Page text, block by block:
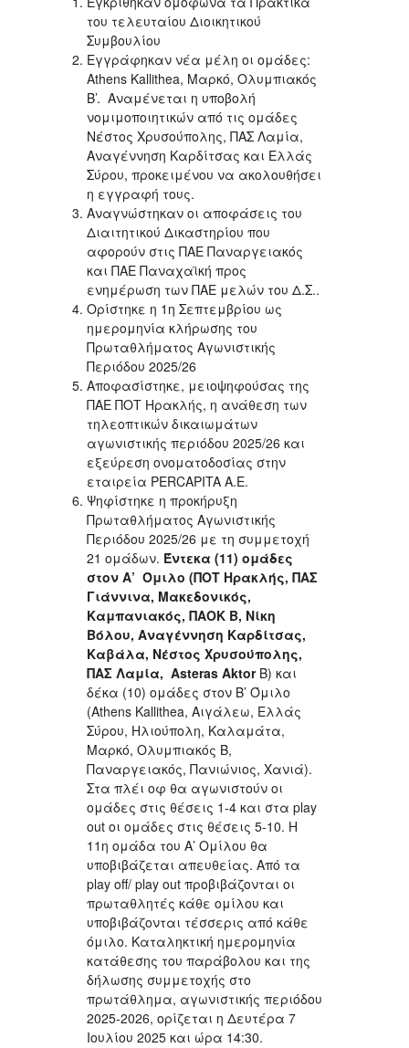
του τελευταίου Διοικητικού
Συμβουλίου
Εγγράφηκαν νέα μέλη οι ομάδες:
Athens Kallithea, Μαρκό, Ολυμπιακός
Β’. Αναμένεται η υποβολή
νομιμοποιητικών από τις ομάδες
Νέστος Χρυσούπολης, ΠΑΣ Λαμία,
Αναγέννηση Καρδίτσας και Ελλάς
Σύρου, προκειμένου να ακολουθήσει
η εγγραφή τους.
Αναγνώστηκαν οι αποφάσεις του
Διαιτητικού Δικαστηρίου που
αφορούν στις ΠΑΕ Παναργειακός
και ΠΑΕ Παναχαϊκή προς
ενημέρωση των ΠΑΕ μελών του Δ.Σ..
Ορίστηκε η 1η Σεπτεμβρίου ως
ημερομηνία κλήρωσης του
Πρωταθλήματος Αγωνιστικής
Περιόδου 2025/26
Αποφασίστηκε, μειοψηφούσας της
ΠΑΕ ΠΟΤ Ηρακλής, η ανάθεση των
τηλεοπτικών δικαιωμάτων
αγωνιστικής περιόδου 2025/26 και
εξεύρεση ονοματοδοσίας στην
εταιρεία PERCAPITA Α.Ε.
Ψηφίστηκε η προκήρυξη
Πρωταθλήματος Αγωνιστικής
Περιόδου 2025/26 με τη συμμετοχή
21 ομάδων. Έντεκα (11) ομάδες
στον Α’ Όμιλο (ΠΟΤ Ηρακλής, ΠΑΣ
Γιάννινα, Μακεδονικός,
Καμπανιακός, ΠΑΟΚ Β, Νίκη
Βόλου, Αναγέννηση Καρδίτσας,
Καβάλα, Νέστος Χρυσούπολης,
ΠΑΣ Λαμία, Asteras AktorB) και
δέκα (10) ομάδες στον Β’ Όμιλο
(Athens Kallithea, Αιγάλεω, Ελλάς
Σύρου, Ηλιούπολη, Καλαμάτα,
Μαρκό, Ολυμπιακός Β,
Παναργειακός, Πανιώνιος, Χανιά).
Στα πλέι οφ θα αγωνιστούν οι
ομάδες στις θέσεις 1-4 και στα play
out οι ομάδες στις θέσεις 5-10. Η
11η ομάδα του Α’ Ομίλου θα
υποβιβάζεται απευθείας. Από τα
play off/ play out προβιβάζονται οι
πρωταθλητές κάθε ομίλου και
υποβιβάζονται τέσσερις από κάθε
όμιλο. Καταληκτική ημερομηνία
κατάθεσης του παράβολου και της
δήλωσης συμμετοχής στο
πρωτάθλημα, αγωνιστικής περιόδου
2025-2026, ορίζεται η Δευτέρα 7
Ιουλίου 2025 και ώρα 14:30.